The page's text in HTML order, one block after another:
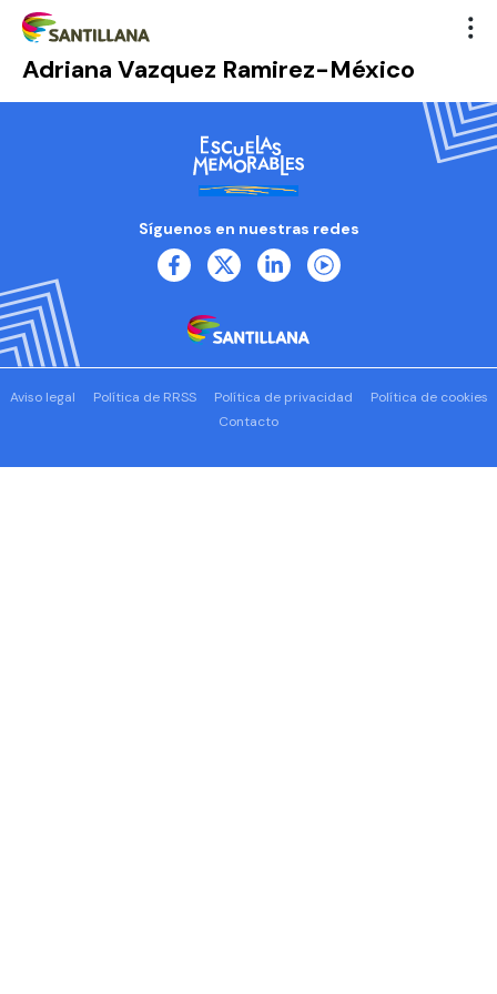
Adriana Vazquez Ramirez-México
Síguenos en nuestras redes
Aviso legal Política de RRSS Política de privacidad
Política de cookies
Contacto